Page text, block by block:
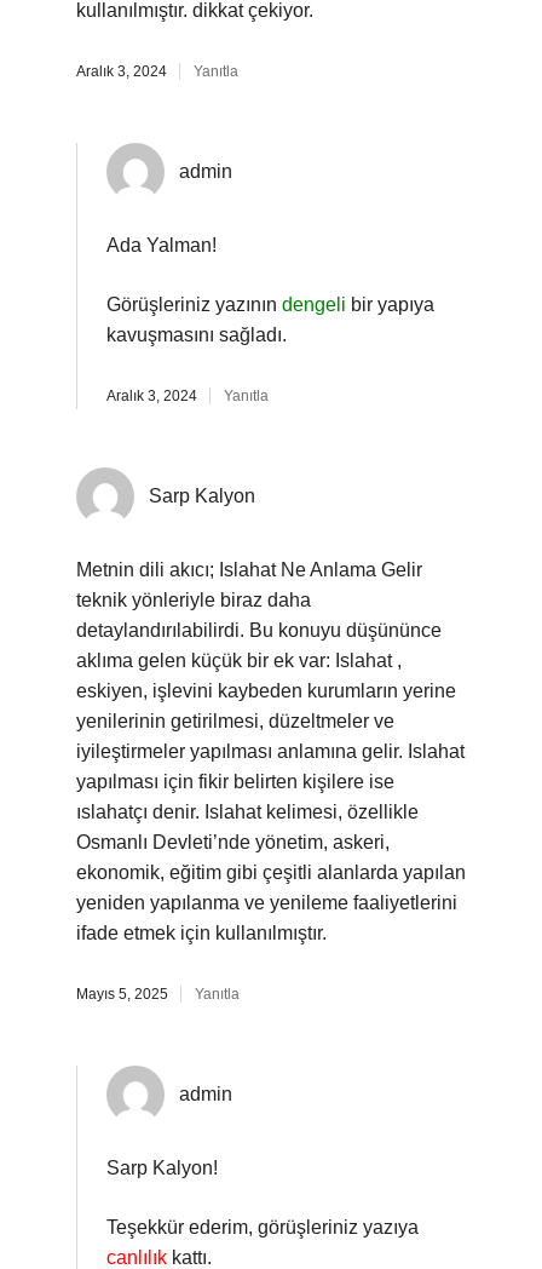
kullanılmıştır. dikkat çekiyor.
Aralık 3, 2024 Yanıtla
admin
Ada Yalman!
Görüşleriniz yazının dengeli bir yapıya
kavuşmasını sağladı.
Aralık 3, 2024 Yanıtla
Sarp Kalyon
Metnin dili akıcı; Islahat Ne Anlama Gelir
teknik yönleriyle biraz daha
detaylandırılabilirdi. Bu konuyu düşününce
aklıma gelen küçük bir ek var: Islahat ,
eskiyen, işlevini kaybeden kurumların yerine
yenilerinin getirilmesi, düzeltmeler ve
iyileştirmeler yapılması anlamına gelir. Islahat
yapılması için fikir belirten kişilere ise
ıslahatçı denir. Islahat kelimesi, özellikle
Osmanlı Devleti’nde yönetim, askeri,
ekonomik, eğitim gibi çeşitli alanlarda yapılan
yeniden yapılanma ve yenileme faaliyetlerini
ifade etmek için kullanılmıştır.
Mayıs 5, 2025 Yanıtla
admin
Sarp Kalyon!
Teşekkür ederim, görüşleriniz yazıya
canlılık kattı.